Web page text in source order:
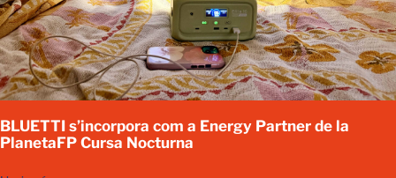
BLUETTI s’incorpora com a Energy Partner de la
PlanetaFP Cursa Nocturna